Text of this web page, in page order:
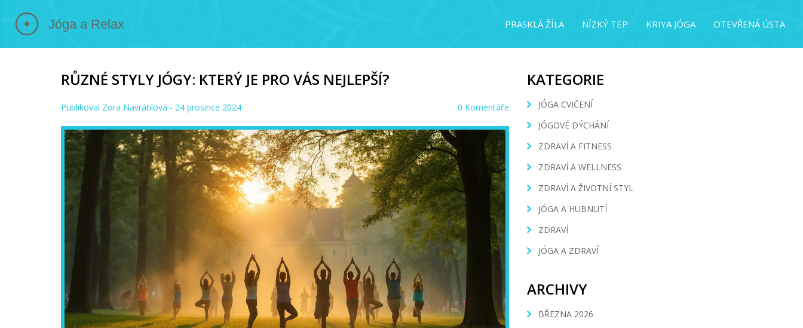
PRASKLÁ ŽÍLA NÍZKÝ TEP KRIYA JÓGA OTEVŘENÁ ÚSTA
RŮZNÉ STYLY JÓGY: KTERÝ JE PRO VÁS NEJLEPŠÍ?
Publikoval Zora Navrátilová - 24 prosince 2024 0 Komentáře
KATEGORIE
JÓGA CVIČENÍ
JÓGOVÉ DÝCHÁNÍ
ZDRAVÍ A FITNESS
ZDRAVÍ A WELLNESS
ZDRAVÍ A ŽIVOTNÍ STYL
JÓGA A HUBNUTÍ
ZDRAVÍ
JÓGA A ZDRAVÍ
ARCHIVY
BŘEZNA 2026